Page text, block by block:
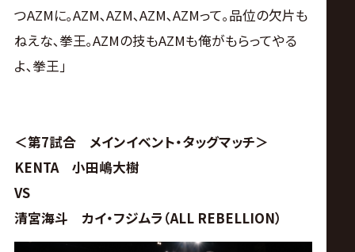
つAZMに｡AZM､AZM､AZM､AZMって｡品位の欠片も
ねえな､拳王｡AZMの技もAZMも俺がもらってやる
よ､拳王｣
＜第7試合 メインイベント・タッグマッチ＞
KENTA 小田嶋大樹
VS
清宮海斗 カイ・フジムラ（ALL REBELLION）